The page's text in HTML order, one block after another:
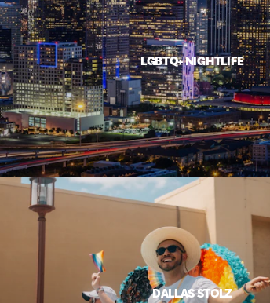
LGBTQ+ NIGHTLIFE
DALLAS STOLZ